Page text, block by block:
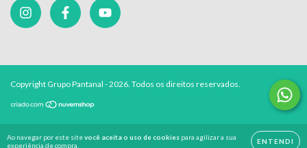
Ao navegar por este sitevocê aceita o uso de cookies para agilizar a sua
experiência de compra.
ENTENDI
Copyright Grupo Pantanal - 2026. Todos os direitos reservados.